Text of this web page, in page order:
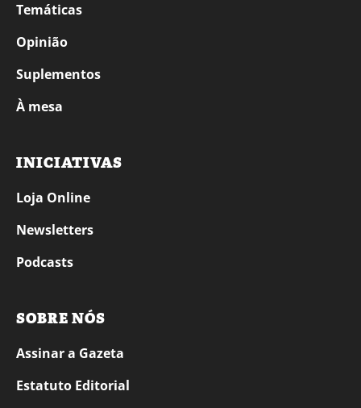
Temáticas
Opinião
Suplementos
À mesa
INICIATIVAS
Loja Online
Newsletters
Podcasts
SOBRE NÓS
Assinar a Gazeta
Estatuto Editorial